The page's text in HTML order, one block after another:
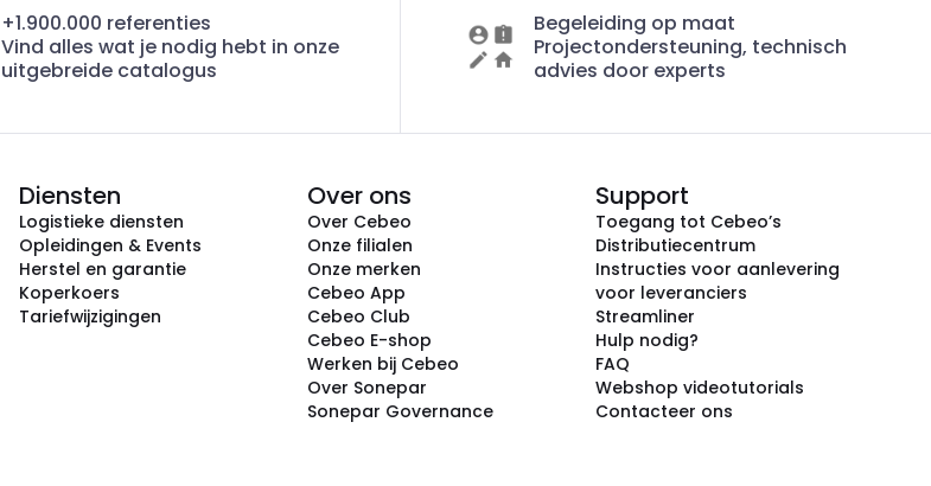
+1.900.000 referenties
Vind alles wat je nodig hebt in onze
uitgebreide catalogus
Begeleiding op maat
Projectondersteuning, technisch
advies door experts
Diensten
Logistieke diensten
Opleidingen & Events
Herstel en garantie
Koperkoers
Tariefwijzigingen
Over ons
Over Cebeo
Onze filialen
Onze merken
Cebeo App
Cebeo Club
Cebeo E-shop
Werken bij Cebeo
Over Sonepar
Sonepar Governance
Support
Toegang tot Cebeo’s
Distributiecentrum
Instructies voor aanlevering
voor leveranciers
Streamliner
Hulp nodig?
FAQ
Webshop videotutorials
Contacteer ons